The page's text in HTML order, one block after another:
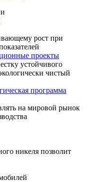
рост при
проекты
устойчивого
чистый
программа
на мировой рынок
никеля позволит